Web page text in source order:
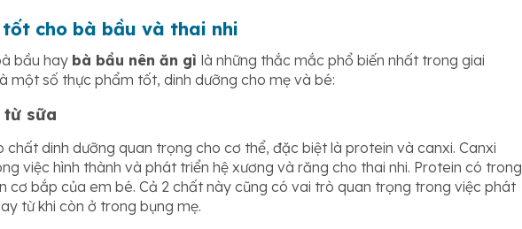
tốt cho bà bầu và thai nhi
bầu hay bà bầu nên ăn gì là những thắc mắc phổ biến nhất trong giai
một số thực phẩm tốt, dinh dưỡng cho mẹ và bé:
từ sữa
chất dinh dưỡng quan trọng cho cơ thể, đặc biệt là protein và canxi. Canxi
việc hình thành và phát triển hệ xương và răng cho thai nhi. Protein có trong
cơ bắp của em bé. Cả 2 chất này cũng có vai trò quan trọng trong việc phát
từ khi còn ở trong bụng mẹ.